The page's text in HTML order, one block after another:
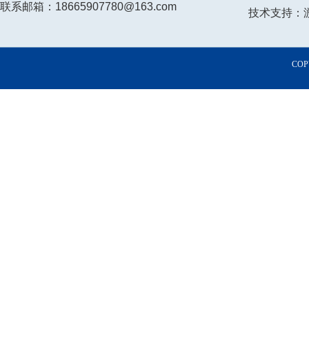
技术支持：
联系邮箱：18665907780@163.com